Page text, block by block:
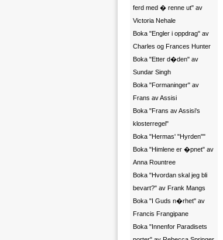
ferd med � renne ut" av
Victoria Nehale
Boka "Engler i oppdrag" av
Charles og Frances Hunter
Boka "Etter d�den" av
Sundar Singh
Boka "Formaninger" av
Frans av Assisi
Boka "Frans av Assisi's
klosterregel"
Boka "Hermas' "Hyrden""
Boka "Himlene er �pnet" av
Anna Rountree
Boka "Hvordan skal jeg bli
bevart?" av Frank Mangs
Boka "I Guds n�rhet" av
Francis Frangipane
Boka "Innenfor Paradisets